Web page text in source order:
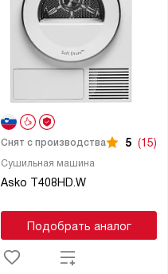
Сушильная машина
Asko T408HD.W
Снят с производства 5 (15)
Подобрать аналог